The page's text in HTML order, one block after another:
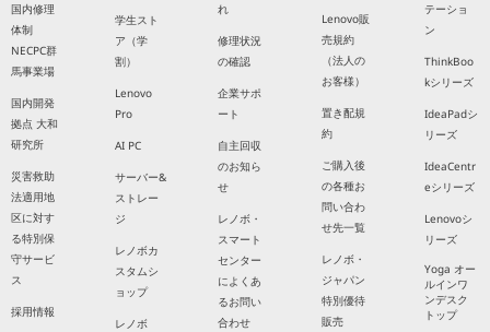
国内修理
体制
NECPC群
馬事業場
国内開発
拠点 大和
研究所
災害救助
法適用地
区に対す
る特別保
守サービ
ス
採用情報
学生スト
ア（学
割）
Lenovo
Pro
AI PC
サーバー&
ストレー
ジ
レノボカ
スタムシ
ョップ
レノボ
れ
修理状況
の確認
企業サポ
ート
自主回収
のお知ら
せ
レノボ・
スマート
センター
によくあ
るお問い
合わせ
Lenovo販
売規約
（法人の
お客様）
置き配規
約
ご購入後
の各種お
問い合わ
せ先一覧
レノボ・
ジャパン
特別優待
販売
テーショ
ン
ThinkBoo
kシリーズ
IdeaPadシ
リーズ
IdeaCentr
eシリーズ
Lenovoシ
リーズ
Yoga オー
ルインワ
ンデスク
トップ